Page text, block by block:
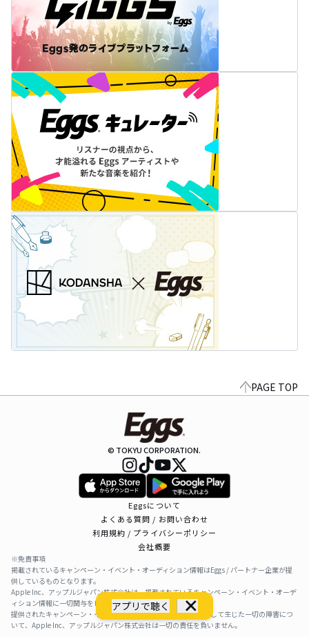
アプリで聴く
PAGE TOP
© TOKYU CORPORATION.
Eggsについて
よくある質問 / お問い合わせ
利用規約 / プライバシーポリシー
会社概要
※免責事項
掲載されているキャンペーン・イベント・オーディション情報はEggs / パートナー企業が提
供しているものとなります。
Apple Inc、アップルジャパン株式会社は、掲載されているキャンペーン・イベント・オーデ
ィション情報に一切関与をしておりません。
提供されたキャンペーン・イベント・オーディション情報を利用して生じた一切の障害につ
いて、Apple Inc、アップルジャパン株式会社は一切の責任を負いません。